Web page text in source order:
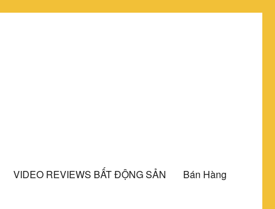
VIDEO REVIEWS BẤT ĐỘNG SẢN Bán Hàng